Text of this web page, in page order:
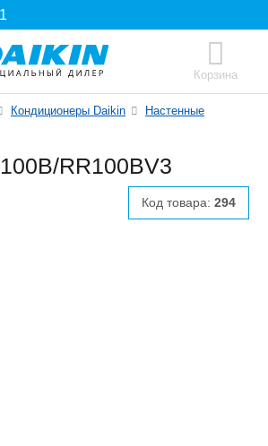
Корзина
Кондиционеры Daikin Настенные
RR100BV3
Код товара: 294